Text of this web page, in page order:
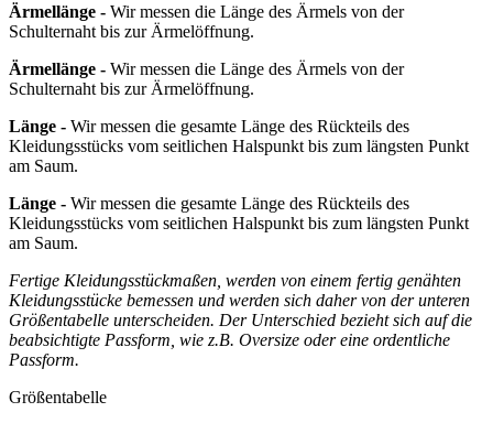
Ärmellänge - Wir messen die Länge des Ärmels von der
Schulternaht bis zur Ärmelöffnung.
Ärmellänge - Wir messen die Länge des Ärmels von der
Schulternaht bis zur Ärmelöffnung.
Länge - Wir messen die gesamte Länge des Rückteils des
Kleidungsstücks vom seitlichen Halspunkt bis zum längsten Punkt
am Saum.
Länge - Wir messen die gesamte Länge des Rückteils des
Kleidungsstücks vom seitlichen Halspunkt bis zum längsten Punkt
am Saum.
Fertige Kleidungsstückmaßen, werden von einem fertig genähten
Kleidungsstücke bemessen und werden sich daher von der unteren
Größentabelle unterscheiden. Der Unterschied bezieht sich auf die
beabsichtigte Passform, wie z.B. Oversize oder eine ordentliche
Passform.
Größentabelle